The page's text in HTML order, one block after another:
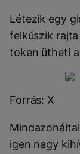
Létezik egy
felkúszik
token ütheti
Forrás: X
igen nagy